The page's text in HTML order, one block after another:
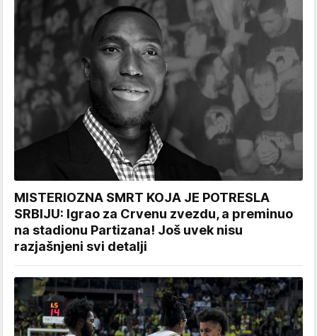
MISTERIOZNA SMRT KOJA JE POTRESLA
SRBIJU: Igrao za Crvenu zvezdu, a preminuo
na stadionu Partizana! Još uvek nisu
razjašnjeni svi detalji